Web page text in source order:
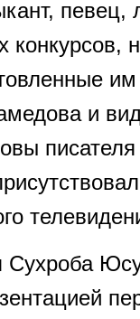
певец,
и